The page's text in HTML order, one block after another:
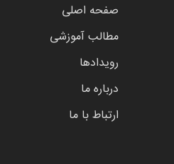
صفحه اصلی
مطالب آموزشی
رویدادها
درباره ما
ارتباط با ما